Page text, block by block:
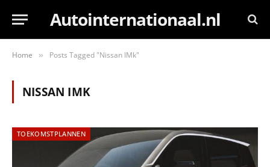
Autointernationaal.nl
Home » Posts Tagged "Nissan IMk"
NISSAN IMK
TOEKOMSTPLANNEN